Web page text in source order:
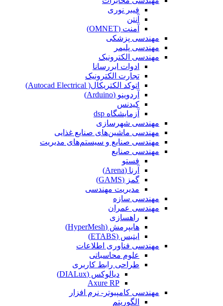
فیبر نوری
آنتن
آمنت (OMNET)
مهندسی پزشکی
مهندسی پلیمر
مهندسی الکترونیک
ادوات ابررسانا
تجارت الکترونیک
اتوکد الکتریکال( Autocad Electrical)
آردوینو (Arduino)
کیدنس
آزمایشگاه dsp
مهندسی شهرسازی
مهندسی ماشین‌های صنایع غذایی
مهندسی صنایع و سیستم‌های مدیریت
مهندسی صنایع
فستو
آرنا (Arena)
گمز (GAMS)
مدیریت مهندسی
مهندسی سازه
مهندسی عمران‌
راهسازی
هایپرمش (HyperMesh)
ایتبس (ETABS)
مهندسی فناوری اطلاعات
علوم محاسباتی
طراحی رابط کاربری
دیالوکس (DIALux)
Axure RP
مهندسی کامپیوتر- نرم افزار
الگوریتم